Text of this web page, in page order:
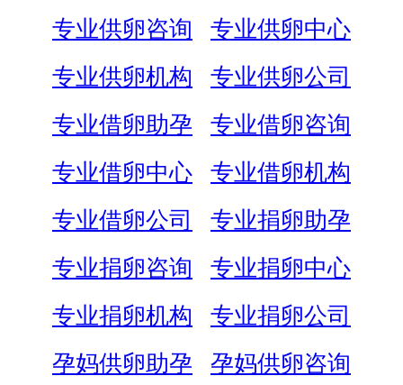
专业供卵咨询
专业供卵中心
专业供卵机构
专业供卵公司
专业借卵助孕
专业借卵咨询
专业借卵中心
专业借卵机构
专业借卵公司
专业捐卵助孕
专业捐卵咨询
专业捐卵中心
专业捐卵机构
专业捐卵公司
孕妈供卵助孕
孕妈供卵咨询